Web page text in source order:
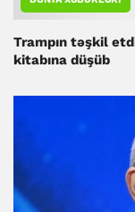
Trampın təşkil
kitabına düşüb